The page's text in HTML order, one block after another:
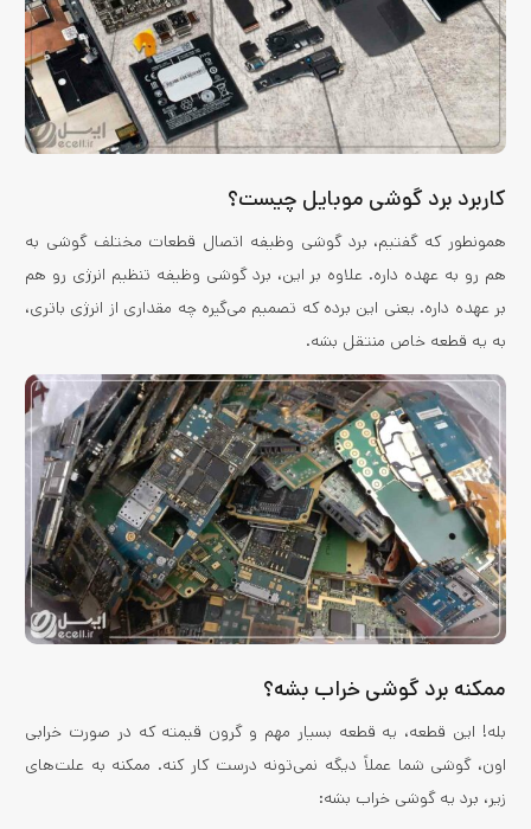
کاربرد برد گوشی موبایل چیست؟
همونطور که گفتیم، برد گوشی وظیفه اتصال قطعات مختلف گوشی به
هم رو به عهده داره. علاوه بر این، برد گوشی وظیفه تنظیم انرژی رو هم
بر عهده داره. یعنی این برده که تصمیم می‌گیره چه مقداری از انرژی باتری،
به یه قطعه خاص منتقل بشه.
ممکنه برد گوشی خراب بشه؟
بله! این قطعه، یه قطعه بسیار مهم و گرون قیمته که در صورت خرابی
اون، گوشی شما عملاً دیگه نمی‌تونه درست کار کنه. ممکنه به علت‌های
زیر، برد یه گوشی خراب بشه: